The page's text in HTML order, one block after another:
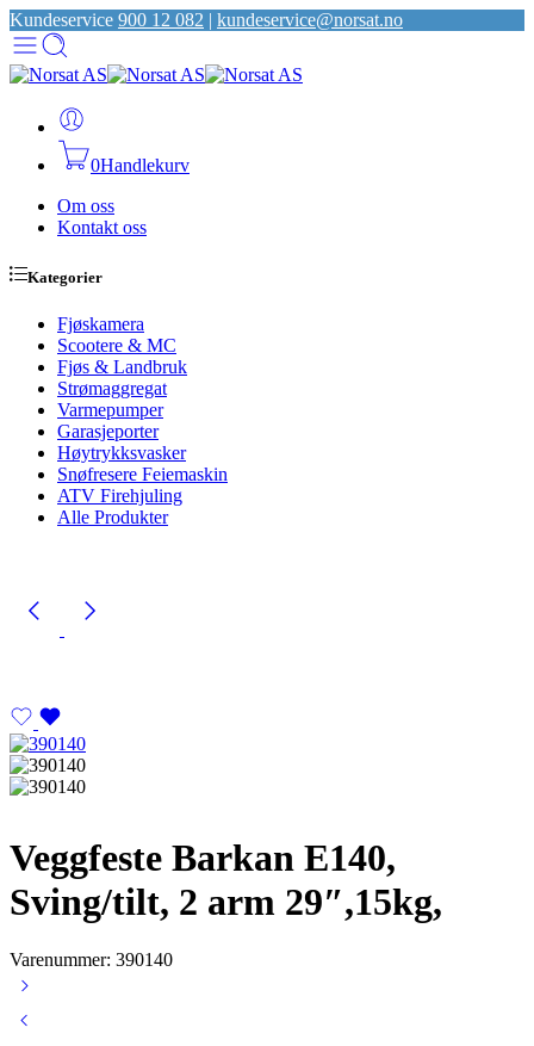
Kundeservice 900 12 082 | kundeservice@norsat.no
0Handlekurv
Om oss
Kontakt oss
Kategorier
Fjøskamera
Scootere & MC
Fjøs & Landbruk
Strømaggregat
Varmepumper
Garasjeporter
Høytrykksvasker
Snøfresere Feiemaskin
ATV Firehjuling
Alle Produkter
Veggfeste Barkan E140,
Sving/tilt, 2 arm 29″,15kg,
Varenummer: 390140